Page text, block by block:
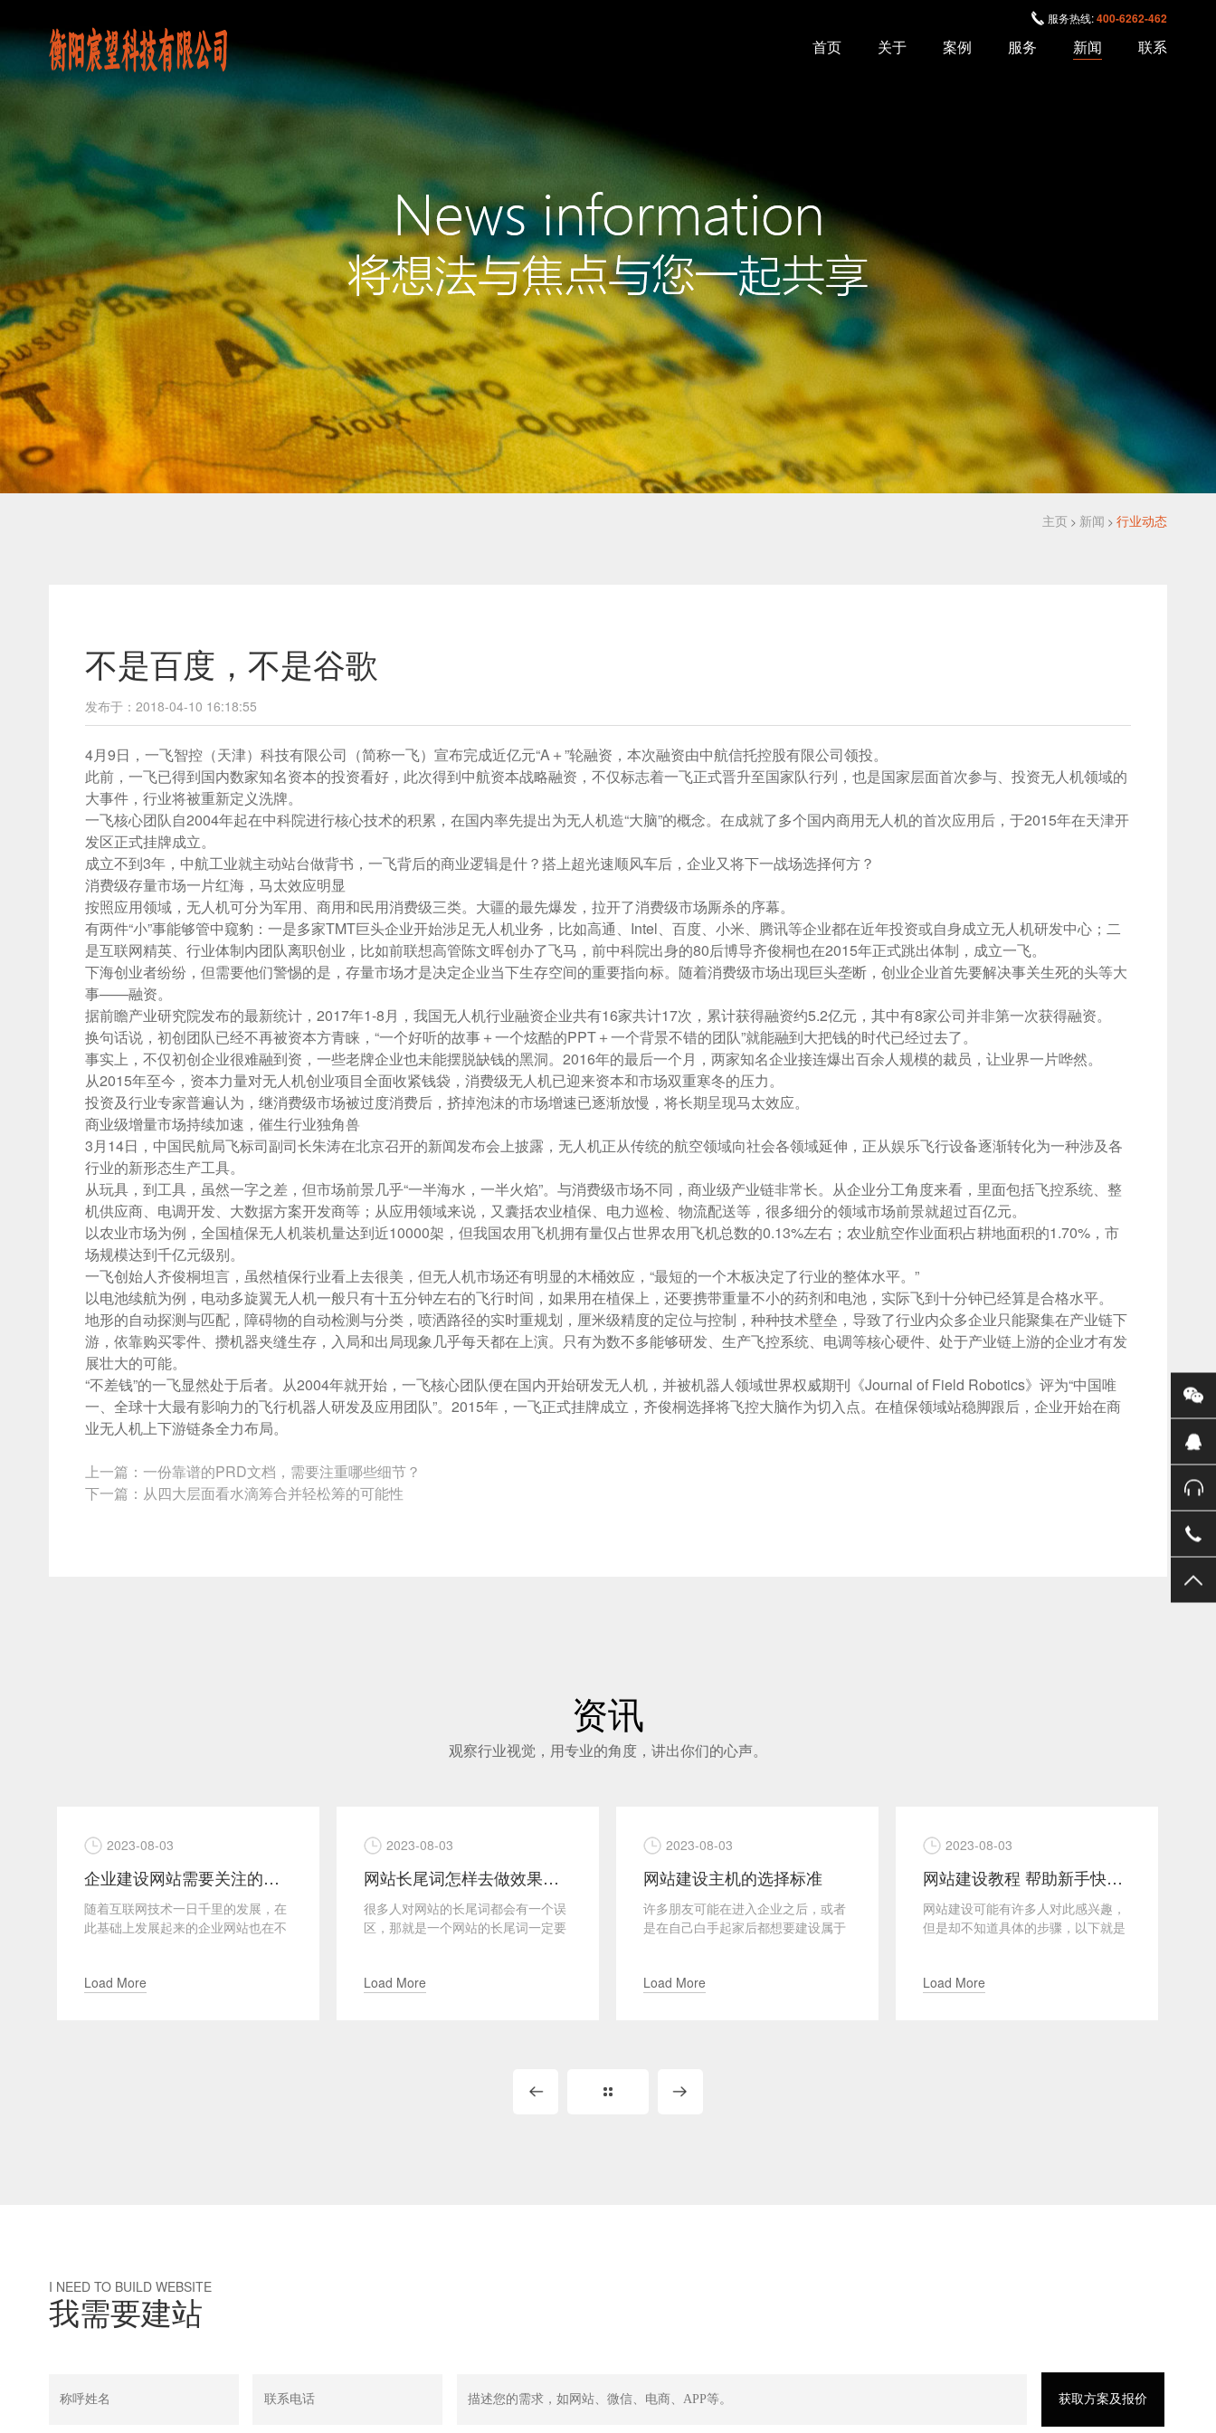
首页 关于 案例 服务 新闻 联系
服务热线:400-6262-462
主页 > 新闻 >行业动态
不是百度，不是谷歌
发布于：2018-04-10 16:18:55
4月9日，一飞智控（天津）科技有限公司（简称一飞）宣布完成近亿元“A＋”轮融资，本次融资由中航信托控股有限公司领投。
此前，一飞已得到国内数家知名资本的投资看好，此次得到中航资本战略融资，不仅标志着一飞正式晋升至国家队行列，也是国家层面首次参与、投资无人机领域的
大事件，行业将被重新定义洗牌。
一飞核心团队自2004年起在中科院进行核心技术的积累，在国内率先提出为无人机造“大脑”的概念。在成就了多个国内商用无人机的首次应用后，于2015年在天津开
发区正式挂牌成立。
成立不到3年，中航工业就主动站台做背书，一飞背后的商业逻辑是什？搭上超光速顺风车后，企业又将下一战场选择何方？
消费级存量市场一片红海，马太效应明显
按照应用领域，无人机可分为军用、商用和民用消费级三类。大疆的最先爆发，拉开了消费级市场厮杀的序幕。
有两件“小”事能够管中窥豹：一是多家TMT巨头企业开始涉足无人机业务，比如高通、Intel、百度、小米、腾讯等企业都在近年投资或自身成立无人机研发中心；二
是互联网精英、行业体制内团队离职创业，比如前联想高管陈文晖创办了飞马，前中科院出身的80后博导齐俊桐也在2015年正式跳出体制，成立一飞。
下海创业者纷纷，但需要他们警惕的是，存量市场才是决定企业当下生存空间的重要指向标。随着消费级市场出现巨头垄断，创业企业首先要解决事关生死的头等大
事——融资。
据前瞻产业研究院发布的最新统计，2017年1-8月，我国无人机行业融资企业共有16家共计17次，累计获得融资约5.2亿元，其中有8家公司并非第一次获得融资。
换句话说，初创团队已经不再被资本方青睐，“一个好听的故事＋一个炫酷的PPT＋一个背景不错的团队”就能融到大把钱的时代已经过去了。
事实上，不仅初创企业很难融到资，一些老牌企业也未能摆脱缺钱的黑洞。2016年的最后一个月，两家知名企业接连爆出百余人规模的裁员，让业界一片哗然。
从2015年至今，资本力量对无人机创业项目全面收紧钱袋，消费级无人机已迎来资本和市场双重寒冬的压力。
投资及行业专家普遍认为，继消费级市场被过度消费后，挤掉泡沫的市场增速已逐渐放慢，将长期呈现马太效应。
商业级增量市场持续加速，催生行业独角兽
3月14日，中国民航局飞标司副司长朱涛在北京召开的新闻发布会上披露，无人机正从传统的航空领域向社会各领域延伸，正从娱乐飞行设备逐渐转化为一种涉及各
行业的新形态生产工具。
从玩具，到工具，虽然一字之差，但市场前景几乎“一半海水，一半火焰”。与消费级市场不同，商业级产业链非常长。从企业分工角度来看，里面包括飞控系统、整
机供应商、电调开发、大数据方案开发商等；从应用领域来说，又囊括农业植保、电力巡检、物流配送等，很多细分的领域市场前景就超过百亿元。
以农业市场为例，全国植保无人机装机量达到近10000架，但我国农用飞机拥有量仅占世界农用飞机总数的0.13%左右；农业航空作业面积占耕地面积的1.70%，市
场规模达到千亿元级别。
一飞创始人齐俊桐坦言，虽然植保行业看上去很美，但无人机市场还有明显的木桶效应，“最短的一个木板决定了行业的整体水平。”
以电池续航为例，电动多旋翼无人机一般只有十五分钟左右的飞行时间，如果用在植保上，还要携带重量不小的药剂和电池，实际飞到十分钟已经算是合格水平。
地形的自动探测与匹配，障碍物的自动检测与分类，喷洒路径的实时重规划，厘米级精度的定位与控制，种种技术壁垒，导致了行业内众多企业只能聚集在产业链下
游，依靠购买零件、攒机器夹缝生存，入局和出局现象几乎每天都在上演。只有为数不多能够研发、生产飞控系统、电调等核心硬件、处于产业链上游的企业才有发
展壮大的可能。
“不差钱”的一飞显然处于后者。从2004年就开始，一飞核心团队便在国内开始研发无人机，并被机器人领域世界权威期刊《Journal of Field Robotics》评为“中国唯
一、全球十大最有影响力的飞行机器人研发及应用团队”。2015年，一飞正式挂牌成立，齐俊桐选择将飞控大脑作为切入点。在植保领域站稳脚跟后，企业开始在商
业无人机上下游链条全力布局。
上一篇： 一份靠谱的PRD文档，需要注重哪些细节？
下一篇： 从四大层面看水滴筹合并轻松筹的可能性
资讯
观察行业视觉，用专业的角度，讲出你们的心声。
2023-08-03
企业建设网站需要关注的两大事项
随着互联网技术一日千里的发展，在
此基础上发展起来的企业网站也在不
Load More
2023-08-03
网站长尾词怎样去做效果更突出
很多人对网站的长尾词都会有一个误
区，那就是一个网站的长尾词一定要
Load More
2023-08-03
网站建设主机的选择标准
许多朋友可能在进入企业之后，或者
是在自己白手起家后都想要建设属于
Load More
2023-08-03
网站建设教程 帮助新手快速入门
网站建设可能有许多人对此感兴趣，
但是却不知道具体的步骤，以下就是
Load More
I NEED TO BUILD WEBSITE
我需要建站